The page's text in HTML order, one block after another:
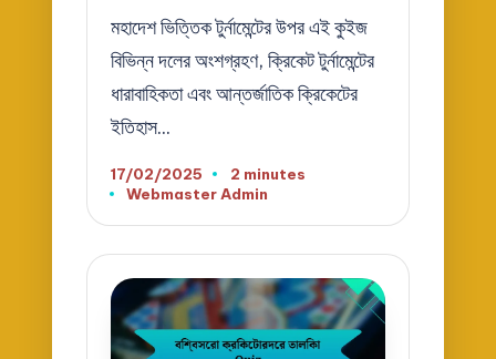
মহাদেশ ভিত্তিক টুর্নামেন্টের উপর এই কুইজ
বিভিন্ন দলের অংশগ্রহণ, ক্রিকেট টুর্নামেন্টের
ধারাবাহিকতা এবং আন্তর্জাতিক ক্রিকেটের
ইতিহাস…
17/02/2025
2 minutes
Posted
Webmaster Admin